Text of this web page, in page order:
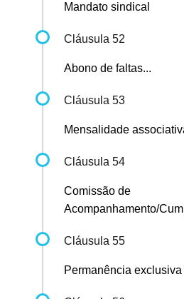
Mandato sindical
Cláusula 52
Abono de faltas...
Cláusula 53
Mensalidade
Cláusula 54
Comissão de
Acompanhamento/
Cláusula 55
Permanência exclusiva